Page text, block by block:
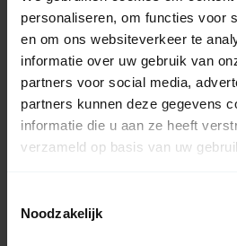
personaliseren, om functies voor
en om ons websiteverkeer te
informatie over uw gebruik van
partners voor social media,
partners kunnen deze gegevens
informatie die u aan ze heeft
verzameld op basis van uw
Noodzakelijk
Op voorraad
HÖRMANN
Hörmann loopwiel
glijlager en
Op voorraad
HUISMERK